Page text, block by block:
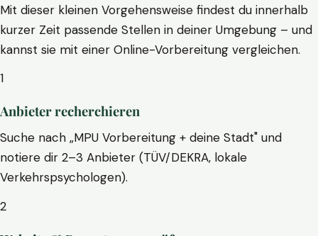
Mit dieser kleinen Vorgehensweise findest du innerhalb
kurzer Zeit passende Stellen in deiner Umgebung – und
kannst sie mit einer Online-Vorbereitung vergleichen.
1
Anbieter recherchieren
Suche nach „MPU Vorbereitung + deine Stadt" und
notiere dir 2–3 Anbieter (TÜV/DEKRA, lokale
Verkehrspsychologen).
2